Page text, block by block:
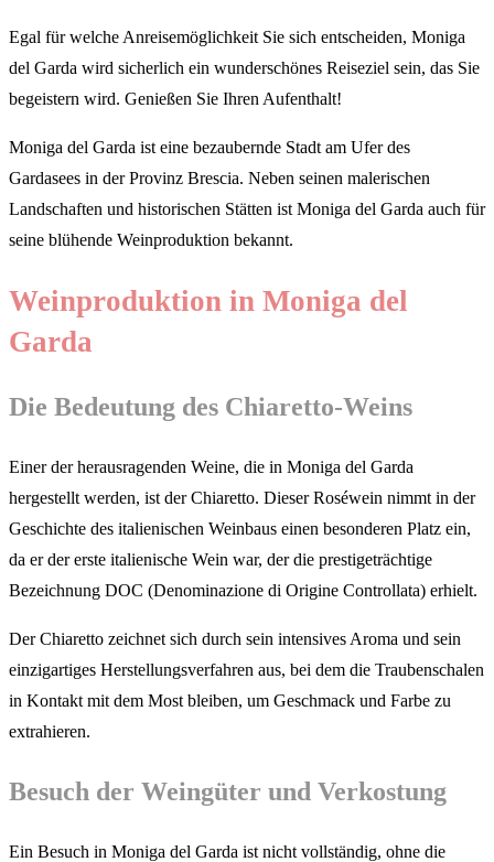
Egal für welche Anreisemöglichkeit Sie sich entscheiden, Moniga
del Garda wird sicherlich ein wunderschönes Reiseziel sein, das Sie
begeistern wird. Genießen Sie Ihren Aufenthalt!
Moniga del Garda ist eine bezaubernde Stadt am Ufer des
Gardasees in der Provinz Brescia. Neben seinen malerischen
Landschaften und historischen Stätten ist Moniga del Garda auch für
seine blühende Weinproduktion bekannt.
Weinproduktion in Moniga del
Garda
Die Bedeutung des Chiaretto-Weins
Einer der herausragenden Weine, die in Moniga del Garda
hergestellt werden, ist der Chiaretto. Dieser Roséwein nimmt in der
Geschichte des italienischen Weinbaus einen besonderen Platz ein,
da er der erste italienische Wein war, der die prestigeträchtige
Bezeichnung DOC (Denominazione di Origine Controllata) erhielt.
Der Chiaretto zeichnet sich durch sein intensives Aroma und sein
einzigartiges Herstellungsverfahren aus, bei dem die Traubenschalen
in Kontakt mit dem Most bleiben, um Geschmack und Farbe zu
extrahieren.
Besuch der Weingüter und Verkostung
Ein Besuch in Moniga del Garda ist nicht vollständig, ohne die